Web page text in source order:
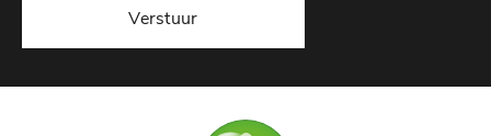
Verstuur